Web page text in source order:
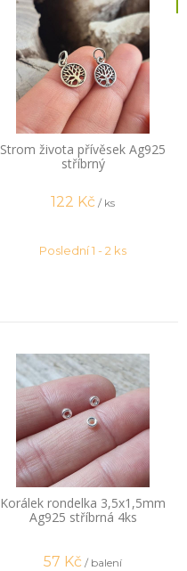
Strom života přívěsek Ag925
stříbrný
122 Kč / ks
Poslední 1 - 2 ks
Korálek rondelka 3,5x1,5mm
Ag925 stříbrná 4ks
57 Kč / balení